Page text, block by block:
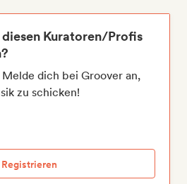
Kuratoren/Profis
Melde dich bei Groover an,
zu schicken!
Registrieren